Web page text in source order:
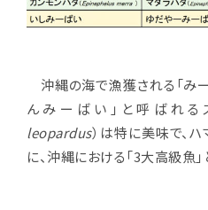
沖縄の海で漁獲される「み
んみーばい」と呼ばれる
leopardus）は特に美味で、
に、沖縄における「3大高級魚」